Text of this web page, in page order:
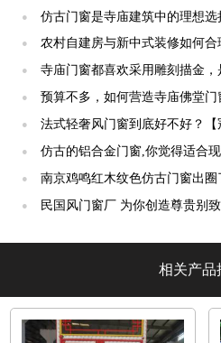
●
仿古门窗是寺庙建筑中的理想选
终生【冠墅阳光】
●
农村自建房与新中式装修如何合
阳光】
●
寺庙门窗都喜欢采用雕刻描金，
吗？【冠墅阳光】
●
预算不多，如何营造寺庙佛堂门
阳光】
● 法式轻奢风门窗到底好不好？【
●
仿古的铝合金门窗,你觉得适合现
【冠墅阳光】
●
南京鸡鸣红木纹色仿古门窗出圈
光】
●
民国风门窗厂 为你创造尊贵别致的空间【冠
相关产品